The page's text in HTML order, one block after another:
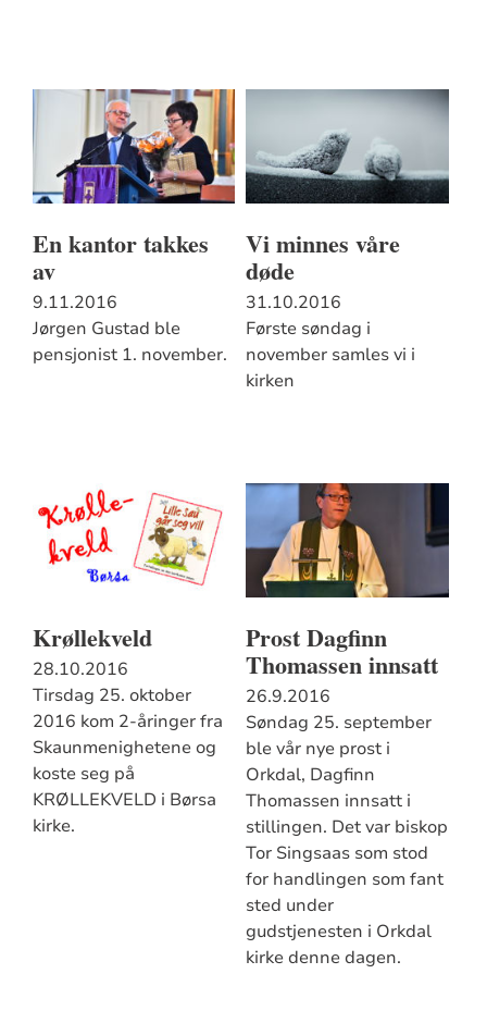
En kantor takkes
av
9.11.2016
Jørgen Gustad ble
pensjonist 1. november.
Vi minnes våre
døde
31.10.2016
Første søndag i
november samles vi i
kirken
Krøllekveld
28.10.2016
Tirsdag 25. oktober
2016 kom 2-åringer fra
Skaunmenighetene og
koste seg på
KRØLLEKVELD i Børsa
kirke.
Prost Dagfinn
Thomassen innsatt
26.9.2016
Søndag 25. september
ble vår nye prost i
Orkdal, Dagfinn
Thomassen innsatt i
stillingen. Det var biskop
Tor Singsaas som stod
for handlingen som fant
sted under
gudstjenesten i Orkdal
kirke denne dagen.